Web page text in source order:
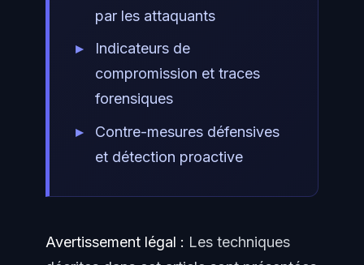
par les attaquants
Indicateurs de
compromission et traces
forensiques
Contre-mesures défensives
et détection proactive
Avertissement légal : Les techniques